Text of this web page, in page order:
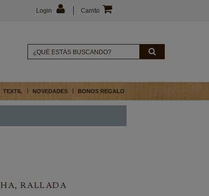
Carrito
Login
TEXTIL NOVEDADES BONOS REGALO
RALLADA